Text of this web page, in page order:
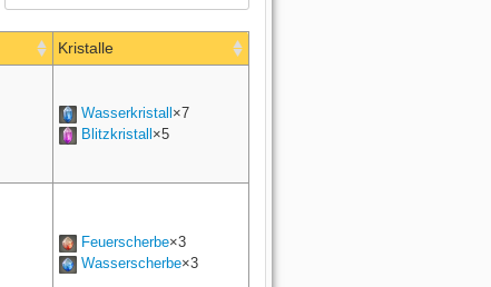
Kristalle
Wasserkristall ×7
Blitzkristall ×5
Feuerscherbe×3
Wasserscherbe×3